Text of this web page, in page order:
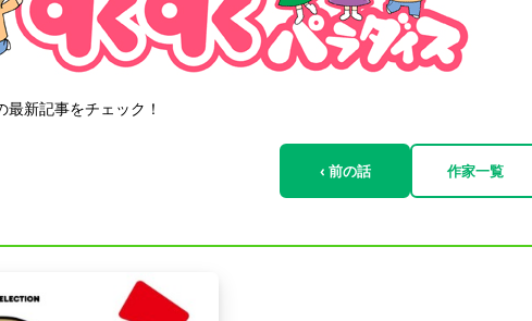
最新記事をチェック！
‹ 前の話 作家一覧